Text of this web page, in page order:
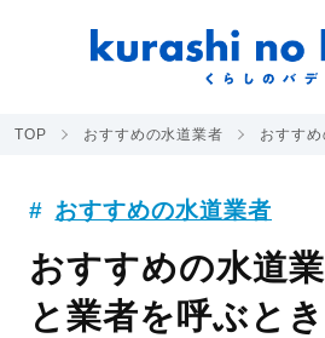
TOP おすすめの水道業者
おすすめの水道業者
おすすめの水道
と業者を呼ぶと